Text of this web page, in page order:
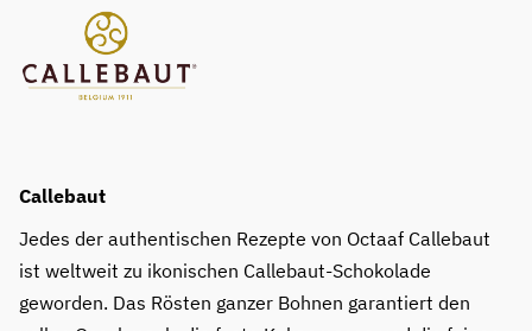
Callebaut
Jedes der authentischen Rezepte von Octaaf Callebaut
ist weltweit zu ikonischen Callebaut-Schokolade
geworden. Das Rösten ganzer Bohnen garantiert den